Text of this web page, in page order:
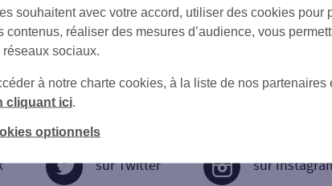
sur Twitter sur
souhaitent avec votre accord, utiliser des cookies pour
contenus, réaliser des mesures d’audience, vous
sociaux.
à notre charte cookies, à la liste de nos partenaires
cliquant ici
optionnels